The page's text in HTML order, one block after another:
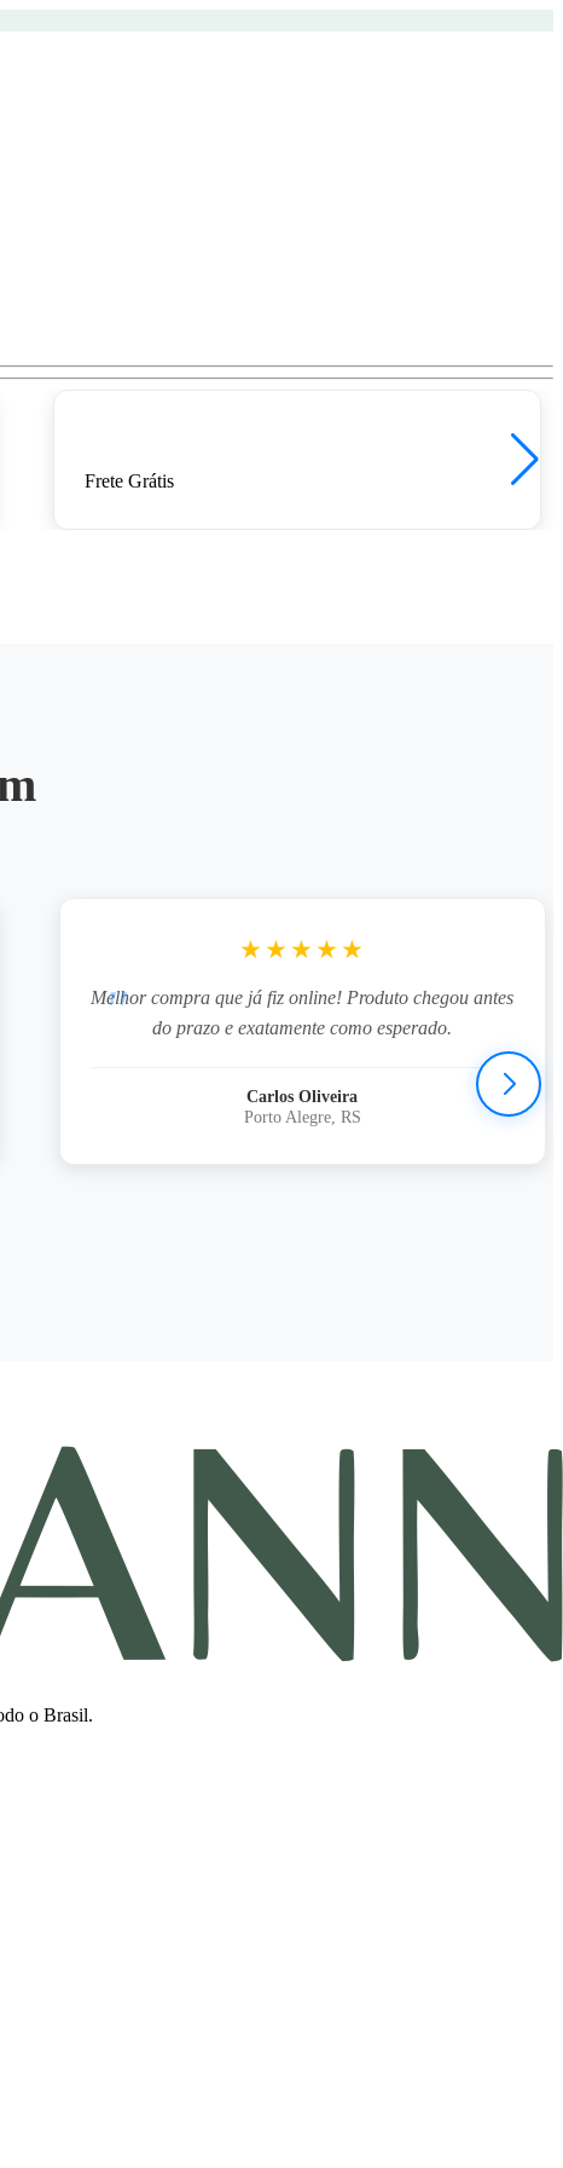
Frete Grátis
★★★★★
Melhor compra que já fiz online! Produto chegou antes
do prazo e exatamente como esperado.
Carlos Oliveira
Porto Alegre, RS
o Brasil.